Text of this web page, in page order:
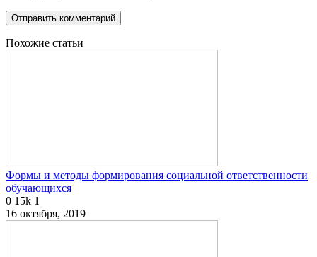
Похожие статьи
Формы и методы формирования социальной ответственности
обучающихся
0 15k 1
16 октября, 2019